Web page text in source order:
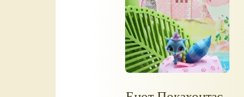
питомцы Palace
Pets от Blip Toys,
в упаковке.
Toys.